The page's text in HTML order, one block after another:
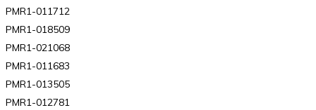
PMR1-011712
PMR1-018509
PMR1-021068
PMR1-011683
PMR1-013505
PMR1-012781